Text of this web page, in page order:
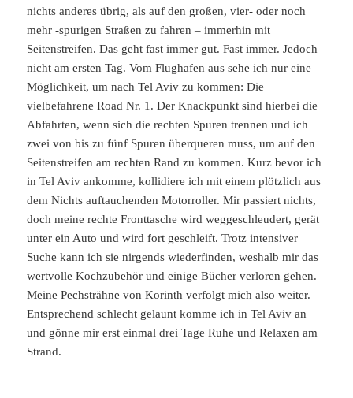
nichts anderes übrig, als auf den großen, vier- oder noch
mehr -spurigen Straßen zu fahren – immerhin mit
Seitenstreifen. Das geht fast immer gut. Fast immer. Jedoch
nicht am ersten Tag. Vom Flughafen aus sehe ich nur eine
Möglichkeit, um nach Tel Aviv zu kommen: Die
vielbefahrene Road Nr. 1. Der Knackpunkt sind hierbei die
Abfahrten, wenn sich die rechten Spuren trennen und ich
zwei von bis zu fünf Spuren überqueren muss, um auf den
Seitenstreifen am rechten Rand zu kommen. Kurz bevor ich
in Tel Aviv ankomme, kollidiere ich mit einem plötzlich aus
dem Nichts auftauchenden Motorroller. Mir passiert nichts,
doch meine rechte Fronttasche wird weggeschleudert, gerät
unter ein Auto und wird fort geschleift. Trotz intensiver
Suche kann ich sie nirgends wiederfinden, weshalb mir das
wertvolle Kochzubehör und einige Bücher verloren gehen.
Meine Pechsträhne von Korinth verfolgt mich also weiter.
Entsprechend schlecht gelaunt komme ich in Tel Aviv an
und gönne mir erst einmal drei Tage Ruhe und Relaxen am
Strand.